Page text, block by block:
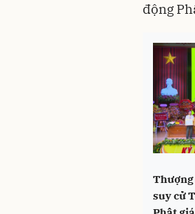
động
Thượng
suy cử